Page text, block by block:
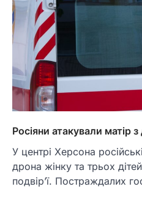
Росіяни атакували матір
У центрі Херсона
дрона жінку та трьох
подвір’ї. Постраждалих